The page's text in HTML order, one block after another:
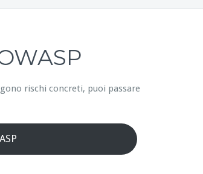
rischi concreti, puoi passare